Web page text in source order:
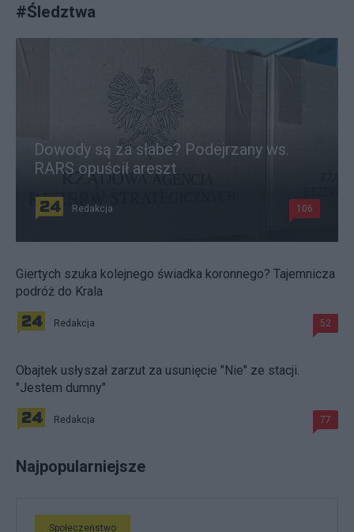
#Śledztwa
Dowody są za słabe? Podejrzany ws.
RARS opuścił areszt
Redakcja 106
Giertych szuka kolejnego świadka koronnego? Tajemnicza
podróż do Krala
Redakcja 52
Obajtek usłyszał zarzut za usunięcie "Nie" ze stacji.
"Jestem dumny"
Redakcja 77
Najpopularniejsze
Społeczeństwo